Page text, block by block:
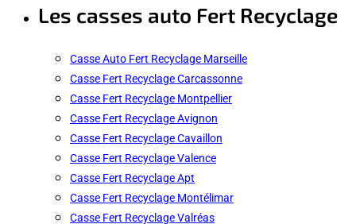
Les casses auto Fert Recyclage
Casse Auto Fert Recyclage Marseille
Casse Fert Recyclage Carcassonne
Casse Fert Recyclage Montpellier
Casse Fert Recyclage Avignon
Casse Fert Recyclage Cavaillon
Casse Fert Recyclage Valence
Casse Fert Recyclage Apt
Casse Fert Recyclage Montélimar
Casse Fert Recyclage Valréas